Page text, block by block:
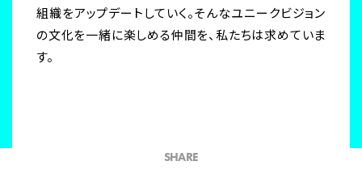
組織をアップデートしていく。そんなユニークビジョン
の文化を一緒に楽しめる仲間を、私たちは求めていま
す。
SHARE